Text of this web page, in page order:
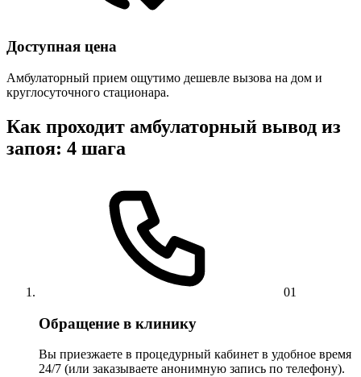
Доступная цена
Амбулаторный прием ощутимо дешевле вызова на дом и
круглосуточного стационара.
Как проходит амбулаторный вывод из
запоя: 4 шага
01
Обращение в клинику
Вы приезжаете в процедурный кабинет в удобное время
24/7 (или заказываете анонимную запись по телефону).